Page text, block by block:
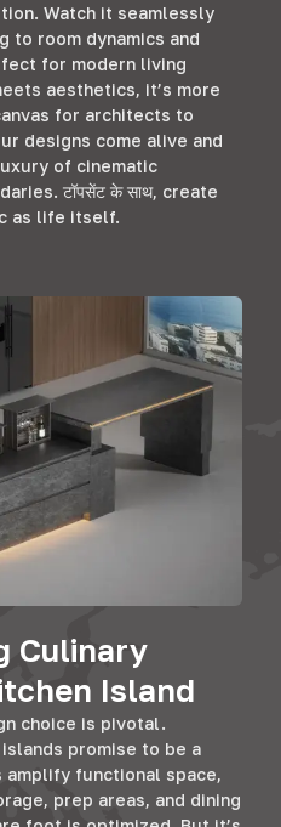
.Watch it seamlessly
to room dynamics and
for modern living
aesthetics, it’s more
for architects to
designs come alive and
of cinematic
. टॉपसेंट के साथ, create
as life itself.
Culinary
Island
choice is pivotal.
promise to be a
amplify functional space,
, prep areas, and dining